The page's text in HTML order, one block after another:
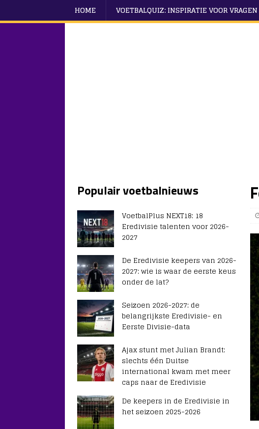
HOME VOETBALQUIZ: INSPIRATIE VOOR VRAGEN
Populair voetbalnieuws
VoetbalPlus NEXT18: 18
Eredivisie talenten voor 2026-
2027
De Eredivisie keepers van 2026-
2027: wie is waar de eerste keus
onder de lat?
Seizoen 2026-2027: de
belangrijkste Eredivisie- en
Eerste Divisie-data
Ajax stunt met Julian Brandt:
slechts één Duitse
international kwam met meer
caps naar de Eredivisie
De keepers in de Eredivisie in
het seizoen 2025-2026